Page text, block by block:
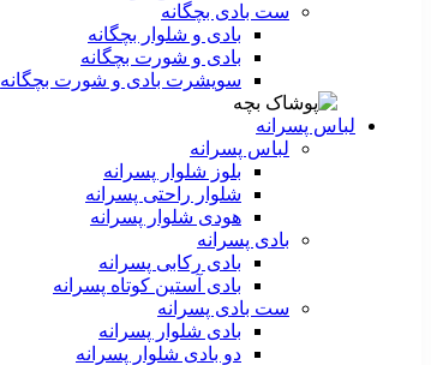
ست‌ بادی بچگانه
بادی و شلوار بچگانه
بادی و شورت بچگانه
سویشرت بادی و شورت بچگانه
لباس پسرانه
لباس پسرانه
بلوز شلوار پسرانه
شلوار راحتی پسرانه
هودی شلوار پسرانه
بادی پسرانه
بادی رکابی پسرانه
بادی آستین کوتاه پسرانه
ست بادی پسرانه
بادی شلوار پسرانه
دو بادی شلوار پسرانه